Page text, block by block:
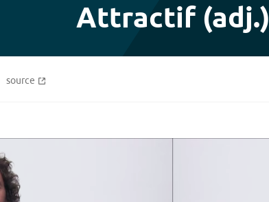
Attractif (adj.)
source